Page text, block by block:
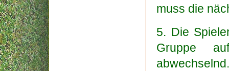
muss die
5. Die
Gruppe